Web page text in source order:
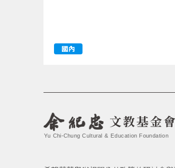
國內
文教基金會
Yu Chi-Chung Cultural & Education Foundation